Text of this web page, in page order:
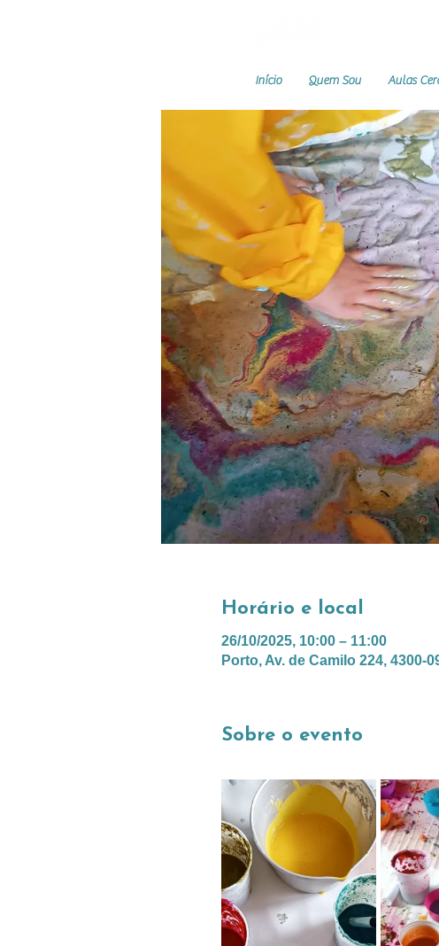
Início Quem Sou Aulas
Horário e local
26/10/2025, 10:00 – 11:00
Porto, Av. de Camilo 224, 4300-
Sobre o evento